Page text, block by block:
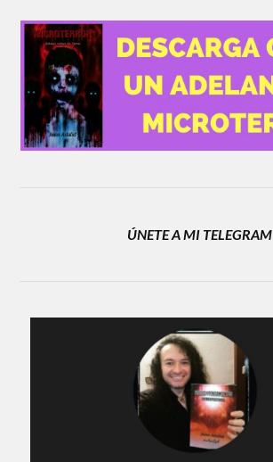
ÚNETE A MI TELEGRAM